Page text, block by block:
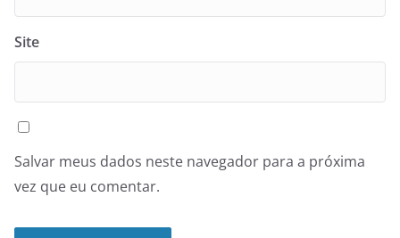
Site
Salvar meus dados neste navegador para a próxima
vez que eu comentar.